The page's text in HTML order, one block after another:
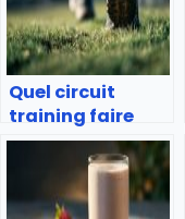
Quel circuit
training faire
sans matériel ?